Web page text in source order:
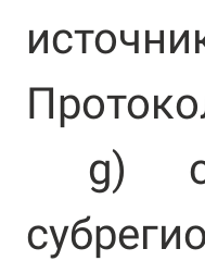
g)